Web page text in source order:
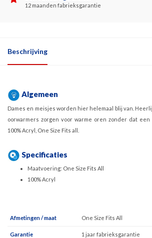
12 maanden fabrieksgarantie
Beschrijving
Algemeen
Dames en meisjes worden hier helemaal blij van.
oorwarmers zorgen voor warme oren zonder dat
100% Acryl, One Size Fits all.
Specificaties
Maatvoering: One Size Fits All
100% Acryl
Afmetingen / maat One Size Fits All
Garantie 1 jaar fabrieksgarantie